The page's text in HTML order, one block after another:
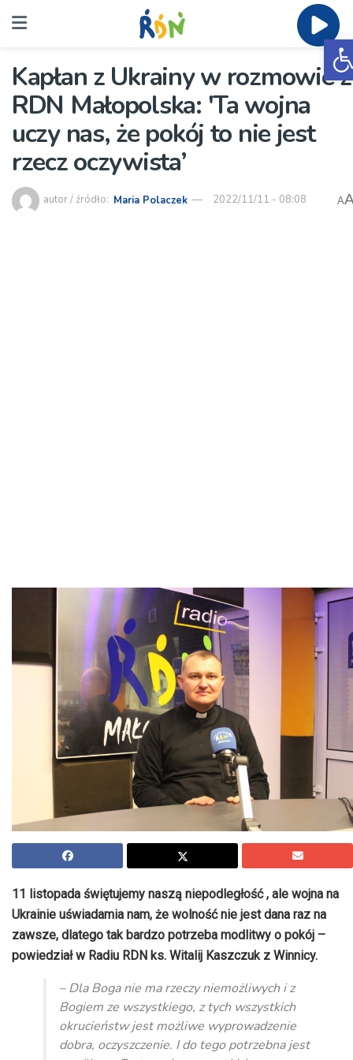
Kapłan z Ukrainy w rozmowie z
RDN Małopolska: 'Ta wojna
uczy nas, że pokój to nie jest
rzecz oczywista’
autor / źródło: Maria Polaczek 2022/11/11 - 08:08 A
11 listopada świętujemy naszą niepodległość , ale wojna na
Ukrainie uświadamia nam, że wolność nie jest dana raz na
zawsze, dlatego tak bardzo potrzeba modlitwy o pokój –
powiedział w Radiu RDN ks. Witalij Kaszczuk z Winnicy.
– Dla Boga nie ma rzeczy niemożliwych i z
Bogiem ze wszystkiego, z tych wszystkich
okrucieństw jest możliwe wyprowadzenie
dobra, oczyszczenie. I do tego potrzebna jest